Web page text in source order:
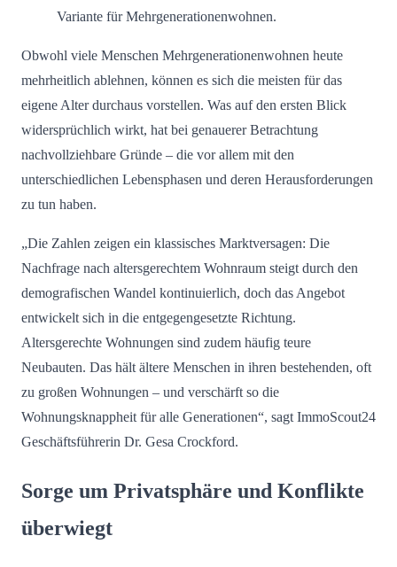
Variante für Mehrgenerationenwohnen.
Obwohl viele Menschen Mehrgenerationenwohnen heute
mehrheitlich ablehnen, können es sich die meisten für das
eigene Alter durchaus vorstellen. Was auf den ersten Blick
widersprüchlich wirkt, hat bei genauerer Betrachtung
nachvollziehbare Gründe – die vor allem mit den
unterschiedlichen Lebensphasen und deren Herausforderungen
zu tun haben.
„Die Zahlen zeigen ein klassisches Marktversagen: Die
Nachfrage nach altersgerechtem Wohnraum steigt durch den
demografischen Wandel kontinuierlich, doch das Angebot
entwickelt sich in die entgegengesetzte Richtung.
Altersgerechte Wohnungen sind zudem häufig teure
Neubauten. Das hält ältere Menschen in ihren bestehenden, oft
zu großen Wohnungen – und verschärft so die
Wohnungsknappheit für alle Generationen“, sagt ImmoScout24
Geschäftsführerin Dr. Gesa Crockford.
Sorge um Privatsphäre und Konflikte
überwiegt